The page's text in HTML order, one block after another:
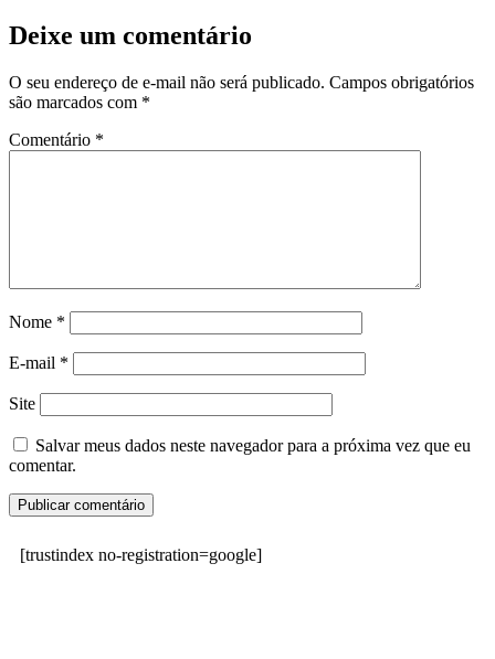
Deixe um comentário
O seu endereço de e-mail não será publicado. Campos obrigatórios
são marcados com *
Comentário *
Nome *
E-mail *
Site
Salvar meus dados neste navegador para a próxima vez que eu
comentar.
[trustindex no-registration=google]